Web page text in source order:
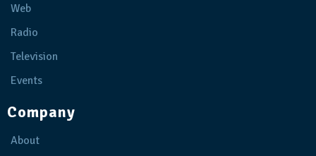
Web
Radio
Television
Events
Company
About